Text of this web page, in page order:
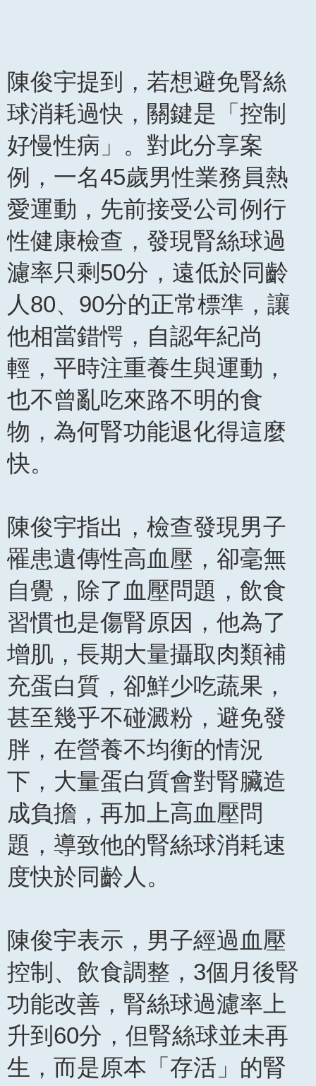
陳俊宇提到，若想避免腎絲
球消耗過快，關鍵是「控制
好慢性病」。對此分享案
例，一名45歲男性業務員熱
愛運動，先前接受公司例行
性健康檢查，發現腎絲球過
濾率只剩50分，遠低於同齡
人80、90分的正常標準，讓
他相當錯愕，自認年紀尚
輕，平時注重養生與運動，
也不曾亂吃來路不明的食
物，為何腎功能退化得這麼
快。
陳俊宇指出，檢查發現男子
罹患遺傳性高血壓，卻毫無
自覺，除了血壓問題，飲食
習慣也是傷腎原因，他為了
增肌，長期大量攝取肉類補
充蛋白質，卻鮮少吃蔬果，
甚至幾乎不碰澱粉，避免發
胖，在營養不均衡的情況
下，大量蛋白質會對腎臟造
成負擔，再加上高血壓問
題，導致他的腎絲球消耗速
度快於同齡人。
陳俊宇表示，男子經過血壓
控制、飲食調整，3個月後腎
功能改善，腎絲球過濾率上
升到60分，但腎絲球並未再
生，而是原本「存活」的腎